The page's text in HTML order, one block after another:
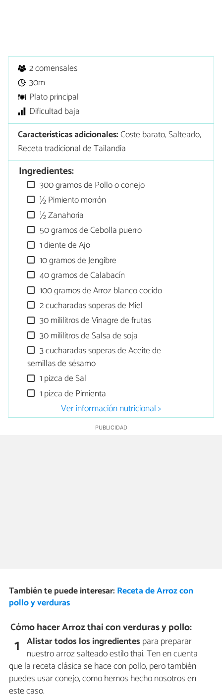
2 comensales
30m
Plato principal
Dificultad baja
Características adicionales:Coste barato, Salteado,
Receta tradicional de Tailandia
Ingredientes:
300 gramos de Pollo o conejo
½ Pimiento morrón
½ Zanahoria
50 gramos de Cebolla puerro
1 diente de Ajo
10 gramos de Jengibre
40 gramos de Calabacín
100 gramos de Arroz blanco cocido
2 cucharadas soperas de Miel
30 mililitros de Vinagre de frutas
30 mililitros de Salsa de soja
3 cucharadas soperas de Aceite de
semillas de sésamo
1 pizca de Sal
1 pizca de Pimienta
Ver información nutricional >
También te puede interesar: Receta de Arroz con
pollo y verduras
Cómo hacer Arroz thai con verduras y pollo:
1 Alistar todos los ingredientes para preparar
nuestro arroz salteado estilo thai. Ten en cuenta
que la receta clásica se hace con pollo, pero también
puedes usar conejo, como hemos hecho nosotros en
este caso.